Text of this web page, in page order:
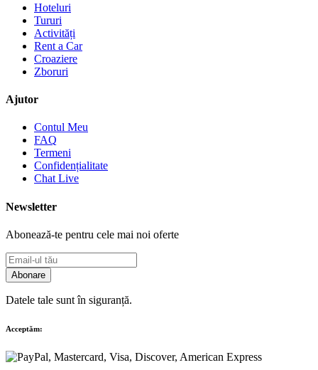
Hoteluri
Tururi
Activități
Rent a Car
Croaziere
Zboruri
Ajutor
Contul Meu
FAQ
Termeni
Confidențialitate
Chat Live
Newsletter
Abonează-te pentru cele mai noi oferte
Abonare
Datele tale sunt în siguranță.
Acceptăm: